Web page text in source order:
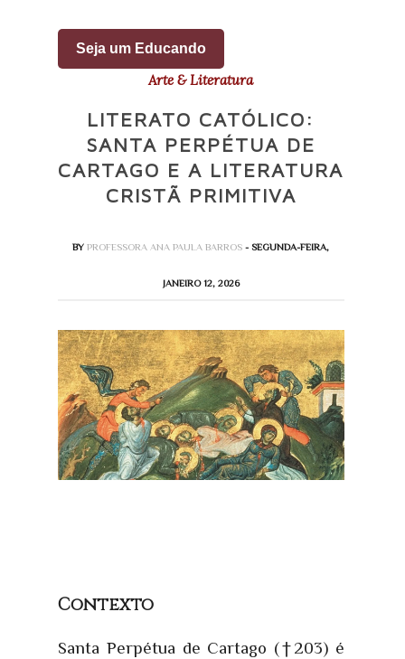
Seja um Educando
Arte & Literatura
LITERATO CATÓLICO:
SANTA PERPÉTUA DE
CARTAGO E A LITERATURA
CRISTÃ PRIMITIVA
BYPROFESSORA ANA PAULA BARROS- SEGUNDA-FEIRA,
JANEIRO 12, 2026
Contexto
Santa Perpétua de Cartago (†203) é